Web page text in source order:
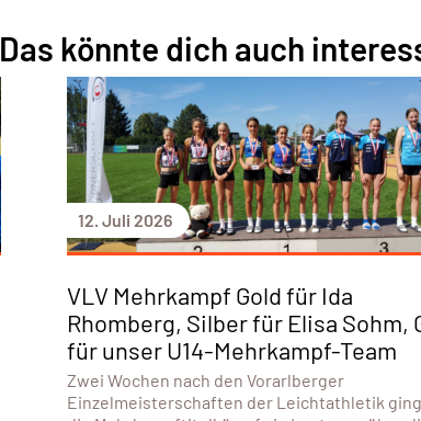
Das könnte dich auch
12. Juli 2026
VLV Mehrkampf Gold für Ida
Rhomberg, Silber für Elisa Sohm,
für unser U14-Mehrkampf-Team
Zwei Wochen nach den Vorarlberger
Einzelmeisterschaften der Leichtathletik